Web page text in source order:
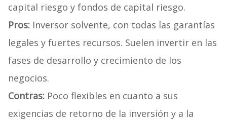
capital riesgo y fondos de capital riesgo.
Pros:Inversor solvente, con todas las garantías
legales y fuertes recursos. Suelen invertir en las
fases de desarrollo y crecimiento de los
negocios.
Contras:Poco flexibles en cuanto a sus
exigencias de retorno de la inversión y a la